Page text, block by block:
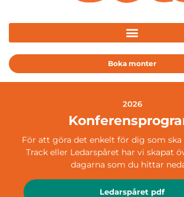
Boka monter
2026
För att göra det enkelt för dig som ska
Track eller Ledarspåret har vi skapat
dagarna som du hittar
Ledarspåret pdf